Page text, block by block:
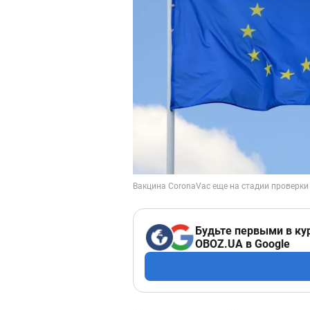
Будьте первыми в
OBOZ.UA в Google